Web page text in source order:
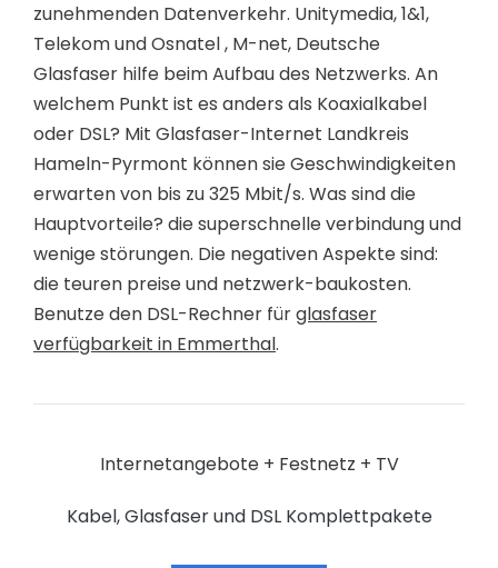
zunehmenden Datenverkehr. Unitymedia, 1&1,
Telekom und Osnatel , M-net, Deutsche
Glasfaser hilfe beim Aufbau des Netzwerks. An
welchem Punkt ist es anders als Koaxialkabel
oder DSL? Mit Glasfaser-Internet Landkreis
Hameln-Pyrmont können sie Geschwindigkeiten
erwarten von bis zu 325 Mbit/s. Was sind die
Hauptvorteile? die superschnelle verbindung und
wenige störungen. Die negativen Aspekte sind:
die teuren preise und netzwerk-baukosten.
Benutze den DSL-Rechner fürglasfaser
verfügbarkeit in Emmerthal.
Internetangebote + Festnetz + TV
Kabel, Glasfaser und DSL Komplettpakete